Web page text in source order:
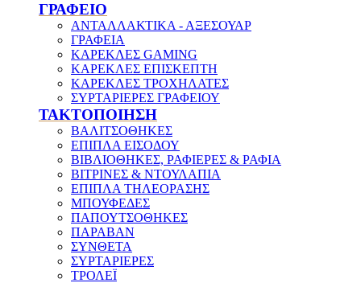
ΓΡΑΦΕΙΟ
ΑΝΤΑΛΛΑΚΤΙΚΑ - ΑΞΕΣΟΥΑΡ
ΓΡΑΦΕΙΑ
ΚΑΡΕΚΛΕΣ GAMING
ΚΑΡΕΚΛΕΣ ΕΠΙΣΚΕΠΤΗ
ΚΑΡΕΚΛΕΣ ΤΡΟΧΗΛΑΤΕΣ
ΣΥΡΤΑΡΙΕΡΕΣ ΓΡΑΦΕΙΟΥ
ΤΑΚΤΟΠΟΙΗΣΗ
ΒΑΛΙΤΣΟΘΗΚΕΣ
ΕΠΙΠΛΑ ΕΙΣΟΔΟΥ
ΒΙΒΛΙΟΘΗΚΕΣ, ΡΑΦΙΕΡΕΣ & ΡΑΦΙΑ
ΒΙΤΡΙΝΕΣ & ΝΤΟΥΛΑΠΙΑ
ΕΠΙΠΛΑ ΤΗΛΕΟΡΑΣΗΣ
ΜΠΟΥΦΕΔΕΣ
ΠΑΠΟΥΤΣΟΘΗΚΕΣ
ΠΑΡΑΒΑΝ
ΣΥΝΘΕΤΑ
ΣΥΡΤΑΡΙΕΡΕΣ
ΤΡΟΛΕΪ